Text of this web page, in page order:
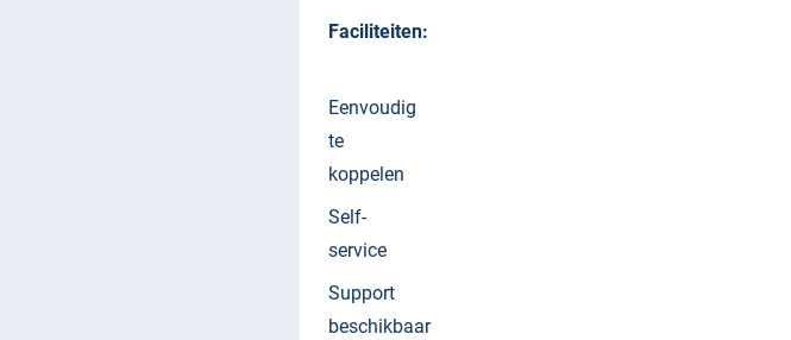
Faciliteiten:
Eenvoudig
te
koppelen
Self-
service
Support
beschikbaar